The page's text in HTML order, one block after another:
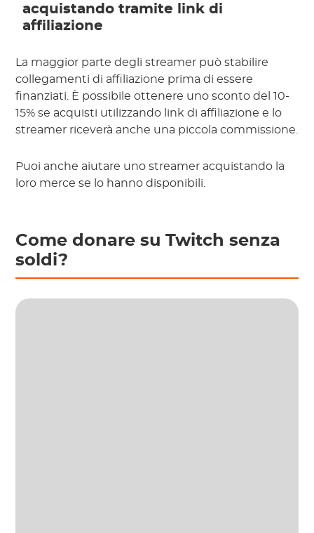
acquistando tramite link di
affiliazione
La maggior parte degli streamer può stabilire
collegamenti di affiliazione prima di essere
finanziati. È possibile ottenere uno sconto del 10-
15% se acquisti utilizzando link di affiliazione e lo
streamer riceverà anche una piccola commissione.
Puoi anche aiutare uno streamer acquistando la
loro merce se lo hanno disponibili.
Come donare su Twitch senza
soldi?